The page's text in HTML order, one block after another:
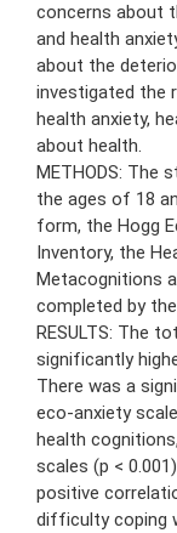
concerns about
and health
about the
investigated the
health anxiety,
about health.
METHODS: The
the ages of 18
form, the Hogg
Inventory, the
Metacognitions
completed by
RESULTS: The
significantly
There was a
eco-anxiety
health
scales (p <
positive
difficulty coping